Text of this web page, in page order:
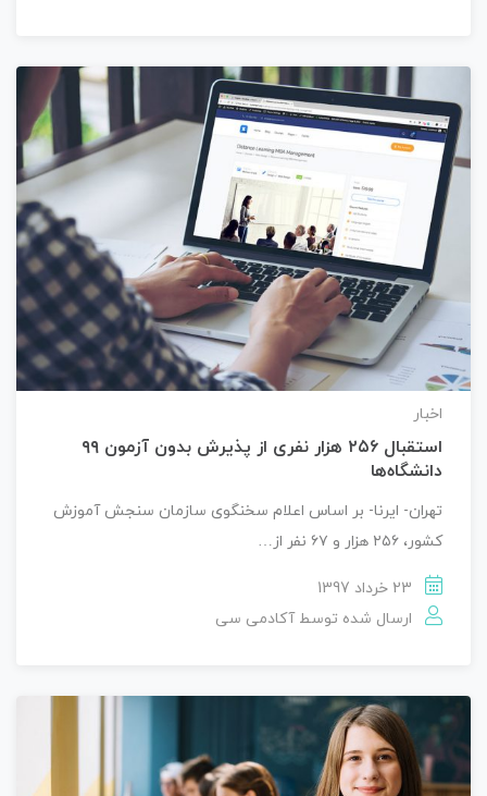
اخبار
استقبال ۲۵۶ هزار نفری از پذیرش بدون آزمون ۹۹
دانشگاه‌ها
تهران- ایرنا- بر اساس اعلام سخنگوی سازمان سنجش آموزش
کشور، ۲۵۶ هزار و ۶۷ نفر از…
23 خرداد 1397
ارسال شده توسط آکادمی سی